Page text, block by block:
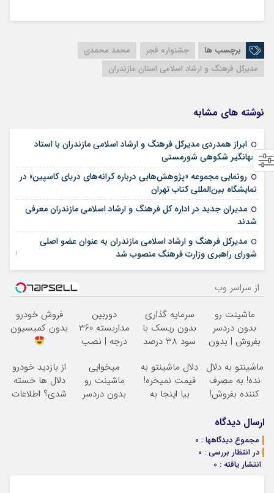
برچسب ها جشنواره فجر
محمد محمدی
مدیرکل فرهنگ و ارشاد اسلامی استان مازندران
نوشته های مشابه
ابراز همدردی مدیرکل فرهنگ و ارشاد اسلامی مازندران با استاد
جهانگیر شکوهی شورمستی
رونمایی مجموعه «پژوهش‌هایی درباره‌ کرانه‌های دريای کاسپین» در
نمایشگاه بین‌المللی کتاب تهران
مدیران جدید در اداره کل فرهنگ و ارشاد اسلامی مازندران معرفی
شدند
مدیرکل فرهنگ و ارشاد اسلامی مازندران به عنوان عضو اصلی
شورای راهبری وزارت فرهنگ منصوب شد
15 مارس 2025
از سراسر وب
ماشینت رو
بدون دردسر
بفروش | بدون
سرمایه گذاری
بدون ریسک با
سود 38 درصد
دوربین
مداربسته 360
درجه | نصب
فروش خودرو
بدون کمیسیون
ماشینتو به دلال
نده! به مصرف
کننده بفروش!
یک تماس
دلال ماشینتو به
قیمت نمیخره!
بیا اینجا به
میخوایی
ماشینت رو
بدون دردسر
از بازدید خودرو
دلال ها خسته
شدی؟ اطلاعات
ارسال دیدگاه
مجموع دیدگاهها : 0
در انتظار بررسی : 0
انتشار یافته : 0